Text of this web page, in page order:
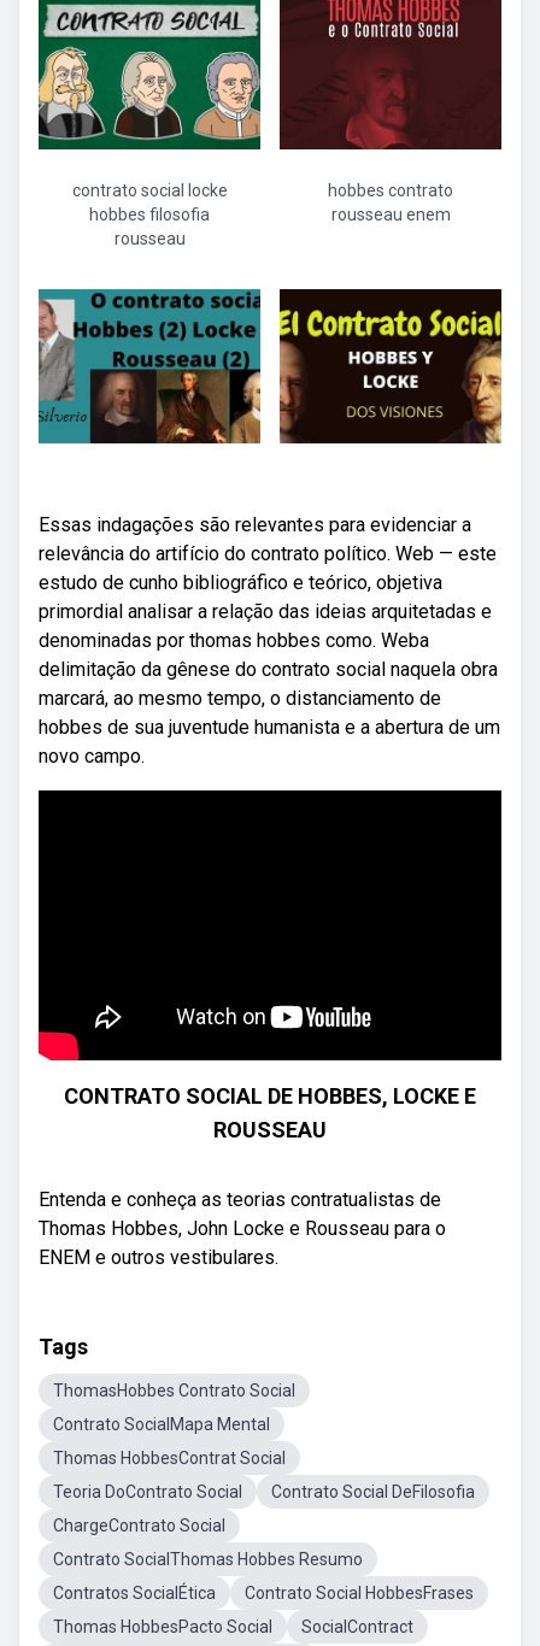
contrato social locke
hobbes filosofia
rousseau
hobbes contrato
rousseau enem
Essas indagações são relevantes para evidenciar a
relevância do artifício do contrato político. Web — este
estudo de cunho bibliográfico e teórico, objetiva
primordial analisar a relação das ideias arquitetadas e
denominadas por thomas hobbes como. Weba
delimitação da gênese do contrato social naquela obra
marcará, ao mesmo tempo, o distanciamento de
hobbes de sua juventude humanista e a abertura de um
novo campo.
CONTRATO SOCIAL DE HOBBES, LOCKE E
ROUSSEAU
Entenda e conheça as teorias contratualistas de
Thomas Hobbes, John Locke e Rousseau para o
ENEM e outros vestibulares.
Tags
ThomasHobbes Contrato Social
Contrato SocialMapa Mental
Thomas HobbesContrat Social
Teoria DoContrato Social
Contrato Social DeFilosofia
ChargeContrato Social
Contrato SocialThomas Hobbes Resumo
Contratos SocialÉtica
Contrato Social HobbesFrases
Thomas HobbesPacto Social
SocialContract